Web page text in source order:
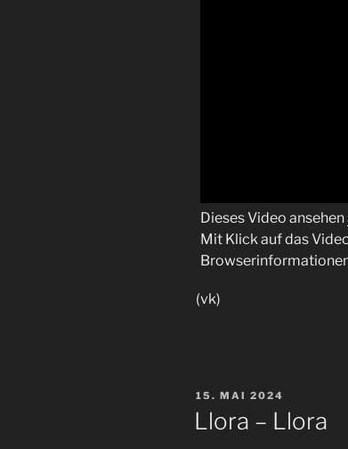
Dieses Video ansehen
Mit Klick auf das
(vk)
VERÖFFENTLICHT
AM
15. MAI 2024
Llora – Llora